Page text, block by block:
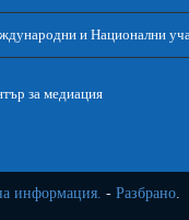
информация. - Разбрано.
и Национални
за медиация